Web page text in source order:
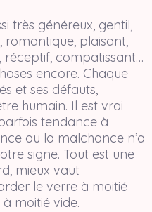
très généreux, gentil,
romantique, plaisant,
réceptif, compatissant…
encore. Chaque
et ses défauts,
humain. Il est vrai
tendance à
ou la malchance n’a
signe. Tout est une
mieux vaut
le verre à moitié
moitié vide.